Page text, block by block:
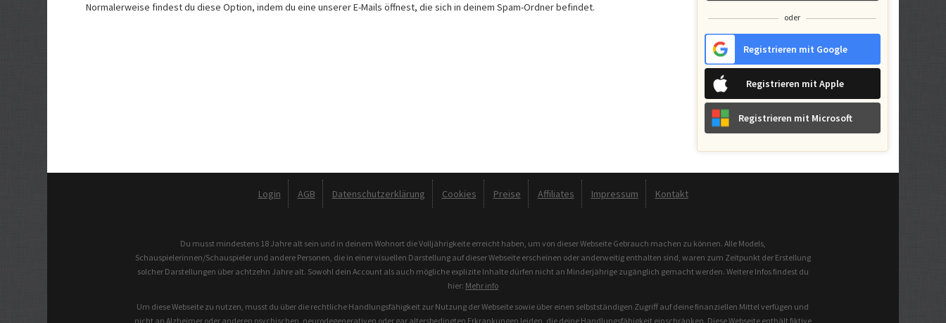
Normalerweise findest du diese Option, indem du eine unserer E-Mails öffnest, die sich in deinem Spam-Ordner befindet.
oder
Registrieren mit Google
Registrieren mit Apple
Registrieren mit Microsoft
Login AGB Datenschutzerklärung Cookies Preise Affiliates Impressum Kontakt
Du musst mindestens 18 Jahre alt sein und in deinem Wohnort die Volljährigkeite erreicht haben, um von dieser Webseite Gebrauch machen zu können. Alle Models,
Schauspielerinnen/Schauspieler und andere Personen, die in einer visuellen Darstellung auf dieser Webseite erscheinen oder anderweitig enthalten sind, waren zum Zeitpunkt der Erstellung
solcher Darstellungen über achtzehn Jahre alt. Sowohl dein Account als auch mögliche explizite Inhalte dürfen nicht an Minderjährige zugänglich gemacht werden. Weitere Infos findest du
hier: Mehr info
Um diese Webseite zu nutzen, musst du über die rechtliche Handlungsfähigkeit zur Nutzung der Webseite sowie über einen selbstständigen Zugriff auf deine finanziellen Mittel verfügen und
nicht an Alzheimer oder anderen psychischen, neurodegenerativen oder gar altersbedingten Erkrankungen leiden, die deine Handlungsfähigkeit einschränken. Diese Webseite enthält fiktive